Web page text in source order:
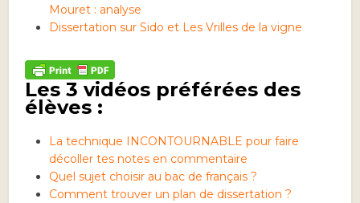
Mouret : analyse
Dissertation sur Sido et Les Vrilles de la vigne
Les 3 vidéos préférées des
élèves :
La technique INCONTOURNABLE pour faire
décoller tes notes en commentaire
Quel sujet choisir au bac de français ?
Comment trouver un plan de dissertation ?